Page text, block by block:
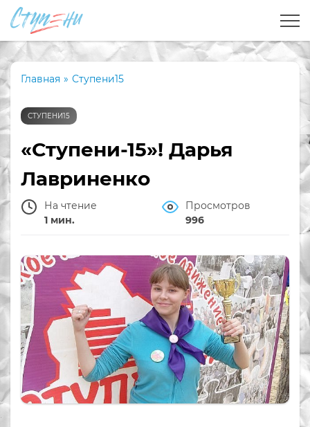
Главная » Ступени15
СТУПЕНИ15
«Ступени-15»! Дарья
Лавриненко
На чтение
1 мин.
Просмотров
996